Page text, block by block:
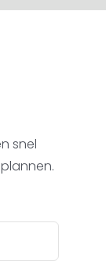
snel